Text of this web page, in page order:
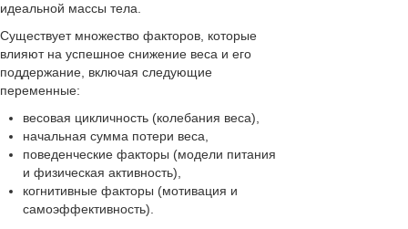
идеальной массы тела.
Существует множество факторов, которые
влияют на успешное снижение веса и его
поддержание, включая следующие
переменные:
весовая цикличность (колебания веса),
начальная сумма потери веса,
поведенческие факторы (модели питания
и физическая активность),
когнитивные факторы (мотивация и
самоэффективность).